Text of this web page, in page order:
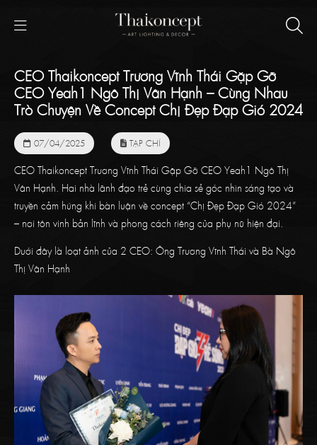
CEO Thaikoncept Trương Vĩnh Thái Gặp Gỡ
CEO Yeah1 Ngô Thị Vân Hạnh – Cùng Nhau
Trò Chuyện Về Concept Chị Đẹp Đạp Gió 2024
07/04/2025 TẠP CHÍ
CEO Thaikoncept Trương Vĩnh Thái Gặp Gỡ CEO Yeah1 Ngô Thị
Vân Hạnh. Hai nhà lãnh đạo trẻ cùng chia sẻ góc nhìn sáng tạo và
truyền cảm hứng khi bàn luận về concept “Chị Đẹp Đạp Gió 2024”
– nơi tôn vinh bản lĩnh và phong cách riêng của phụ nữ hiện đại.
Dưới đây là loạt ảnh của 2 CEO: Ông Trương Vĩnh Thái và Bà Ngô
Thị Vân Hạnh